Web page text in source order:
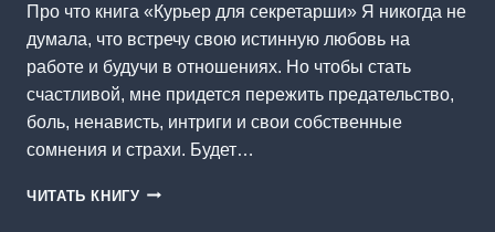
Про что книга «Курьер для секретарши» Я никогда не
думала, что встречу свою истинную любовь на
работе и будучи в отношениях. Но чтобы стать
счастливой, мне придется пережить предательство,
боль, ненависть, интриги и свои собственные
сомнения и страхи. Будет…
ЧИТАТЬ КНИГУ КУРЬЕР